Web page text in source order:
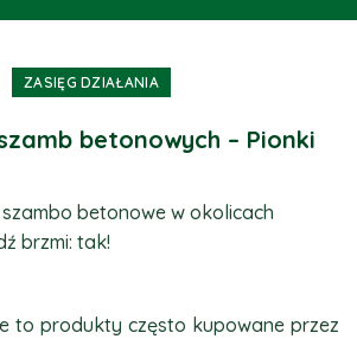
ZASIĘG DZIAŁANIA
betonowych – Pionki
betonowe w okolicach
brzmi: tak!
to produkty często kupowane przez